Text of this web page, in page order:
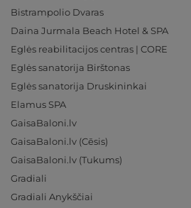
Bistrampolio Dvaras
Daina Jurmala Beach Hotel & SPA
Eglės reabilitacijos centras | CORE
Eglės sanatorija Birštonas
Eglės sanatorija Druskininkai
Elamus SPA
GaisaBaloni.lv
GaisaBaloni.lv (Cēsis)
GaisaBaloni.lv (Tukums)
Gradiali
Gradiali Anykščiai